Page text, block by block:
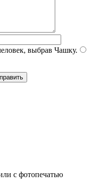
выбрав Чашку.
с фотопечатью